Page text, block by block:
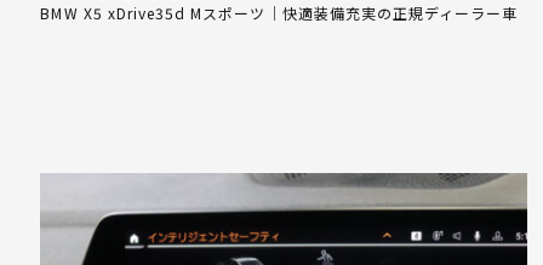
BMW X5 xDrive35d Mスポーツ｜快適装備充実の正規ディーラー車